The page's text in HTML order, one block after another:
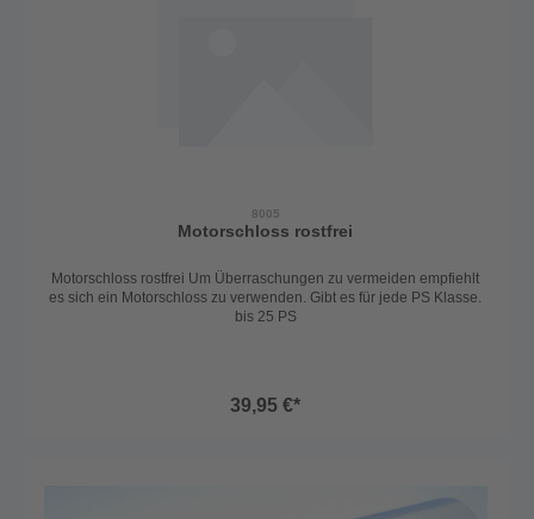
8005
Motorschloss rostfrei
Motorschloss rostfrei Um Überraschungen zu vermeiden empfiehlt
es sich ein Motorschloss zu verwenden. Gibt es für jede PS Klasse.
bis 25 PS
39,95 €*